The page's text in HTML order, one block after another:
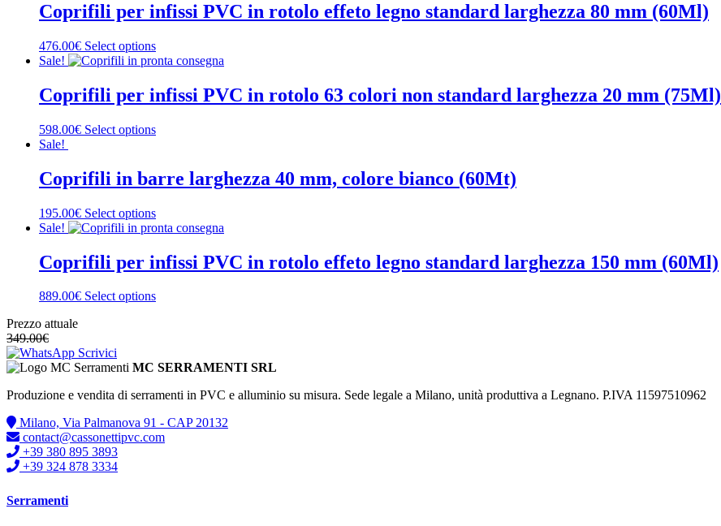
Coprifili per infissi PVC in rotolo effeto legno standard larghezza 80 mm (60Ml)
476.00€ Select options
Sale!
Coprifili per infissi PVC in rotolo 63 colori non standard larghezza 20 mm (75Ml)
598.00€ Select options
Sale!
Coprifili in barre larghezza 40 mm, colore bianco (60Mt)
195.00€ Select options
Sale!
Coprifili per infissi PVC in rotolo effeto legno standard larghezza 150 mm (60Ml)
889.00€ Select options
Prezzo attuale
349.00€
Scrivici
MC SERRAMENTI SRL
Produzione e vendita di serramenti in PVC e alluminio su misura. Sede legale a Milano, unità produttiva a Legnano. P.IVA 11597510962
Milano, Via Palmanova 91 - CAP 20132
contact@cassonettipvc.com
+39 380 895 3893
+39 324 878 3334
Serramenti